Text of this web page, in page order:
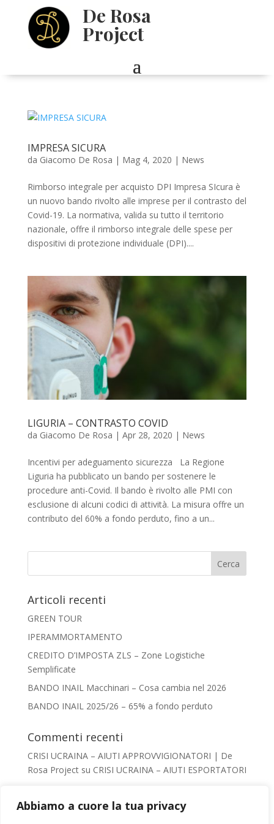
Abbiamo a cuore la tua privacy
De Rosa
Project
IMPRESA SICURA
da Giacomo De Rosa | Mag 4, 2020 | News
Rimborso integrale per acquisto DPI Impresa SIcura è
un nuovo bando rivolto alle imprese per il contrasto del
Covid-19. La normativa, valida su tutto il territorio
nazionale, offre il rimborso integrale delle spese per
dispositivi di protezione individuale (DPI)....
LIGURIA – CONTRASTO COVID
da Giacomo De Rosa | Apr 28, 2020 | News
Incentivi per adeguamento sicurezza La Regione
Liguria ha pubblicato un bando per sostenere le
procedure anti-Covid. Il bando è rivolto alle PMI con
esclusione di alcuni codici di attività. La misura offre un
contributo del 60% a fondo perduto, fino a un...
Articoli recenti
GREEN TOUR
IPERAMMORTAMENTO
CREDITO D’IMPOSTA ZLS – Zone Logistiche
Semplificate
BANDO INAIL Macchinari – Cosa cambia nel 2026
BANDO INAIL 2025/26 – 65% a fondo perduto
Commenti recenti
CRISI UCRAINA – AIUTI APPROVVIGIONATORI | De
Rosa Projectsu CRISI UCRAINA – AIUTI ESPORTATORI
VADEMECUM